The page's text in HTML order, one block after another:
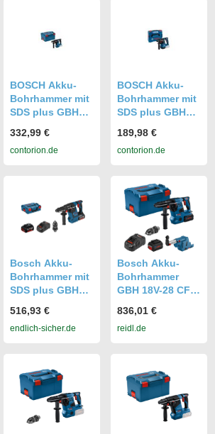
(Bohrmaschine)
BOSCH Akku-
Bohrhammer mit
SDS plus GBH
BOXX
(0611923002)
332,99 €
contorion.de
BOSCH Akku-
Bohrhammer mit
SDS plus GBH
(0611924001)
189,98 €
contorion.de
Bosch Akku-
Bohrhammer mit
SDS plus GBH
136, 2 x Li-Ion-
Akku 5,0 Ah
516,93 €
endlich-sicher.de
Bosch Akku-
Bohrhammer
GBH 18V-28 CF,
Akku-
Bohrhammer
2x Akku
ProCORE 8 Ah,
Schnellladegerät
, Staubabsaugs
836,01 €
reidl.de